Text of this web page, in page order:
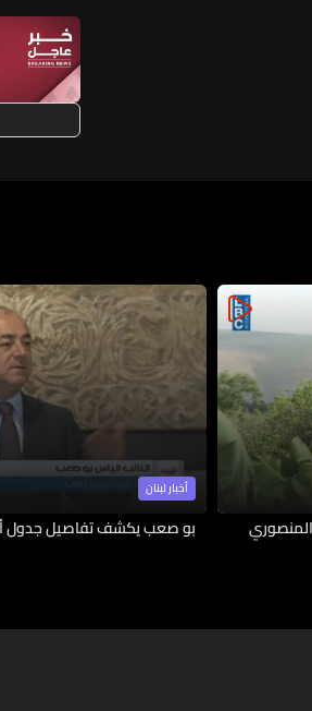
المنصوري
أخبار لبنان
بو صعب يكشف تفاصيل جدول